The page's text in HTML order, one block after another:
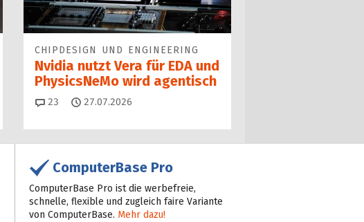
CHIPDESIGN UND ENGINEERING
Nvidia nutzt Vera für EDA und
PhysicsNeMo wird agentisch
23 Kommentare
27.07.2026
ComputerBase Pro
ComputerBase Pro ist die werbefreie,
schnelle, flexible und zugleich faire Variante
von ComputerBase. Mehr dazu!